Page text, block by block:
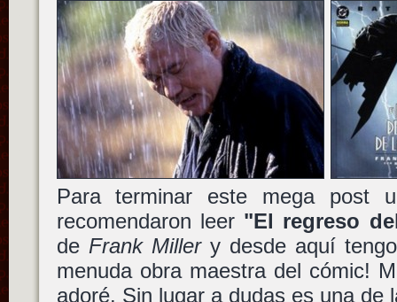
Para terminar este mega post
recomendaron leer "El regreso
de Frank Millery desde aquí
menuda obra maestra del cómic!
adoré. Sin lugar a dudas es una de